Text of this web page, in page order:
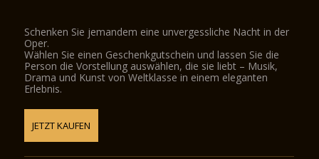
Schenken Sie jemandem eine unvergessliche Nacht in der
Oper.
Wählen Sie einen Geschenkgutschein und lassen Sie die
Person die Vorstellung auswählen, die sie liebt – Musik,
Drama und Kunst von Weltklasse in einem eleganten
Erlebnis.
JETZT KAUFEN